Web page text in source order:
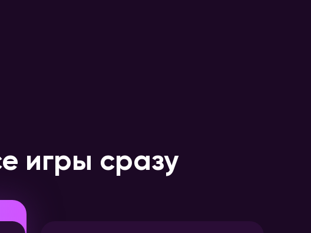
игры сразу